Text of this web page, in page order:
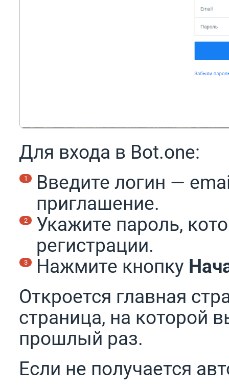
Для входа в Bot.one:
Введите логин —
приглашение.
Укажите пароль,
регистрации.
Нажмите кнопку
Откроется главная
страница, на которой
прошлый раз.
Если не получается